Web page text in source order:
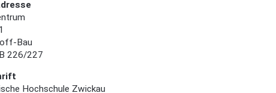
Bau
226/227
Hochschule Zwickau